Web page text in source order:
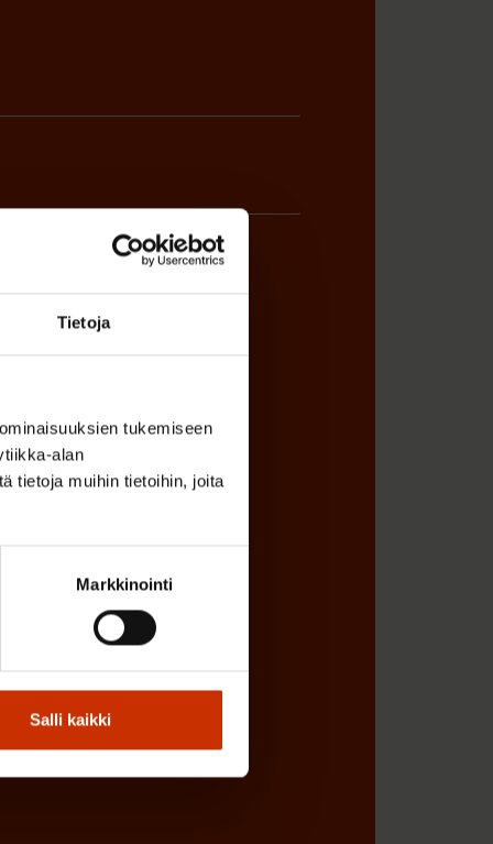
Tietoja
tukemiseen
alan
tietoja muihin tietoihin, joita
Markkinointi
Salli kaikki
EDUSTAJA